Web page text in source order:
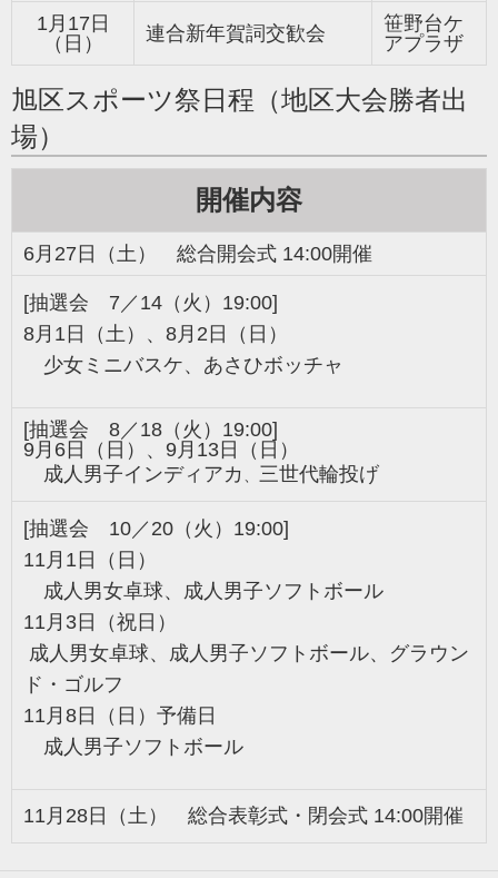
1月17日
（日）
連合新年賀詞交歓会
笹野台ケ
アプラザ
旭区スポーツ祭日程（地区大会勝者出
場）
開催内容
6月27日（土） 総合開会式 14:00開催
[抽選会 7／14 （火 ）19:00]
8月1日（土）、8月2日（日）
少女ミニバスケ、あさひボッチャ
[抽選会 8／18 （火）19:00]
9月6日（日）、9月13日（日）
成人男子インディアカ
三世代輪投げ
[抽選会 10／20 （火）19:00]
11月1日（日）
成人男女卓球、 成人男子ソフトボール
11月3日（祝日 ）
成人男女卓球、 成人男子ソフトボール、グラウン
ド・ゴルフ
11月8日（日）予備日
成人男子ソフトボール
11月28日（土） 総合表彰式・ 閉会式 14:00開催